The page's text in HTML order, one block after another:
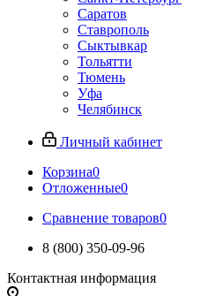
Саратов
Ставрополь
Сыктывкар
Тольятти
Тюмень
Уфа
Челябинск
Личный кабинет
Корзина0
Отложенные0
Сравнение товаров0
8 (800) 350-09-96
Контактная информация